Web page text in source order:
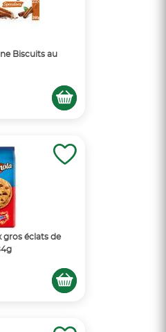
Biscuits au
gros éclats de